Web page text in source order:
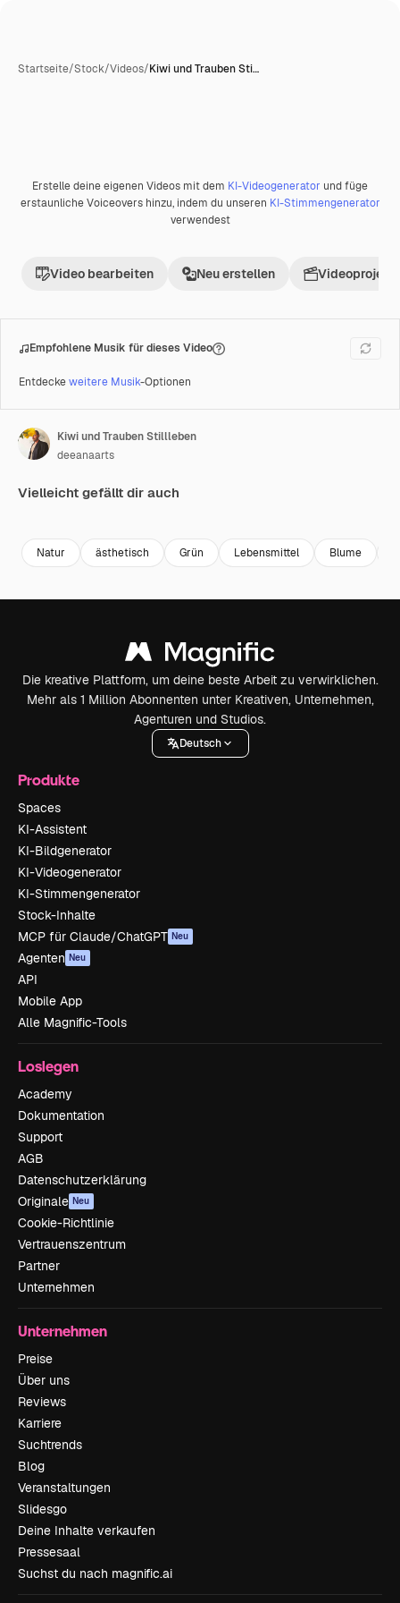
Startseite/Stock/Videos/Kiwi und Trauben Sti…
Premium
Erstelle deine eigenen Videos mit dem KI-Videogenerator und füge
erstaunliche Voiceovers hinzu, indem du unseren KI-Stimmengenerator
verwendest
Video bearbeiten Neu erstellen Videoprojekt
Empfohlene Musik für dieses Video
Entdeckeweitere Musik-Optionen
Kiwi und Trauben Stillleben
deeanaarts
Vielleicht gefällt dir auch
Natur ästhetisch Grün Lebensmittel Blume
Die kreative Plattform, um deine beste Arbeit zu verwirklichen.
Mehr als 1 Million Abonnenten unter Kreativen, Unternehmen,
Agenturen und Studios.
Deutsch
Produkte
Spaces
KI-Assistent
KI-Bildgenerator
KI-Videogenerator
KI-Stimmengenerator
Stock-Inhalte
MCP für Claude/ChatGPT Neu
Agenten Neu
API
Mobile App
Alle Magnific-Tools
Loslegen
Academy
Dokumentation
Support
AGB
Datenschutzerklärung
Originale Neu
Cookie-Richtlinie
Vertrauenszentrum
Partner
Unternehmen
Unternehmen
Preise
Über uns
Reviews
Karriere
Suchtrends
Blog
Veranstaltungen
Slidesgo
Deine Inhalte verkaufen
Pressesaal
Suchst du nach magnific.ai